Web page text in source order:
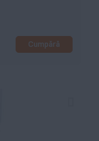
Cumpără